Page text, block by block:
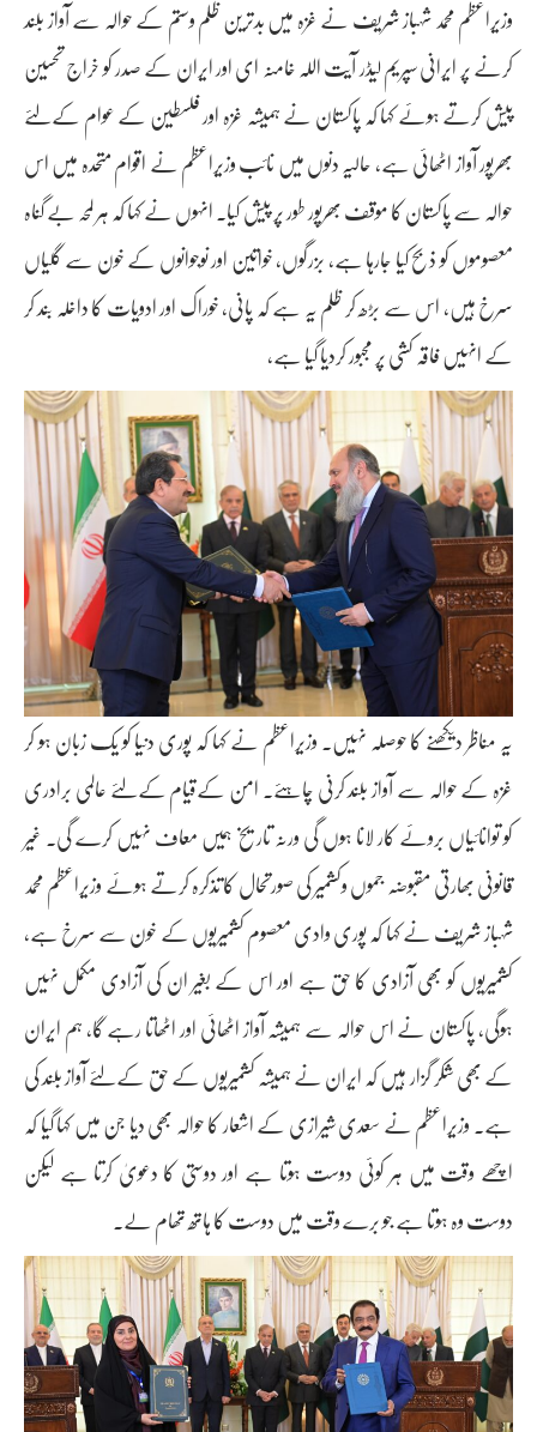
وزیراعظم محمد شہباز شریف نے غزہ میں بدترین ظلم وستم کے حوالہ سے آواز بلند
کرنے پر ایرانی سپریم لیڈر آیت اللہ خامنہ ای اور ایران کے صدر کو خراج تحسین
پیش کرتے ہوئے کہا کہ پاکستان نے ہمیشہ غزہ اور فلسطین کے عوام کےلئے
بھرپور آواز اٹھائی ہے، حالیہ دنوں میں نائب وزیراعظم نے اقوام متحدہ میں اس
حوالہ سے پاکستان کا موقف بھرپور طور پر پیش کیا۔ انہوں نے کہا کہ ہر لمحہ بے گناہ
معصوموں کو ذبح کیا جارہا ہے، بزرگوں، خواتین اور نوجوانوں کے خون سے گلیاں
سرخ ہیں، اس سے بڑھ کر ظلم یہ ہے کہ پانی، خوراک اور ادویات کا داخلہ بند کر
کے انہیں فاقہ کشی پر مجبور کردیا گیا ہے،
یہ مناظر دیکھنے کا حوصلہ نہیں۔ وزیراعظم نے کہا کہ پوری دنیا کو یک زبان ہو کر
غزہ کے حوالہ سے آواز بلند کرنی چاہئے۔ امن کےقیام کےلئے عالمی برادری
کو توانائیاں بروئے کار لانا ہوں گی ورنہ تاریخ ہمیں معاف نہیں کرے گی۔ غیر
قانونی بھارتی مقبوضہ جموں وکشمیر کی صورتحال کا تذکرہ کرتے ہوئے وزیراعظم محمد
شہباز شریف نے کہا کہ پوری وادی معصوم کشمیریوں کے خون سے سرخ ہے،
کشمیریوں کو بھی آزادی کا حق ہے اور اس کے بغیر ان کی آزادی مکمل نہیں
ہوگی، پاکستان نے اس حوالہ سے ہمیشہ آواز اٹھائی اور اٹھاتا رہے گا، ہم ایران
کے بھی شکر گزار ہیں کہ ایران نے ہمیشہ کشمیریوں کے حق کےلئے آواز بلند کی
ہے۔ وزیراعظم نے سعدی شیرازی کے اشعار کا حوالہ بھی دیا جن میں کہا گیا کہ
اچھے وقت میں ہر کوئی دوست ہوتا ہے اور دوستی کا دعویٰ کرتا ہے لیکن
دوست وہ ہوتا ہے جو برے وقت میں دوست کا ہاتھ تھام لے۔